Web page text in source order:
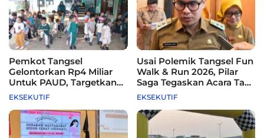
Pemkot Tangsel
Gelontorkan Rp4 Miliar
Untuk PAUD, Targetkan
115 Sekolah
EKSEKUTIF
Usai Polemik Tangsel Fun
Walk & Run 2026, Pilar
Saga Tegaskan Acara Tak
Difasilitasi Pemkot
EKSEKUTIF